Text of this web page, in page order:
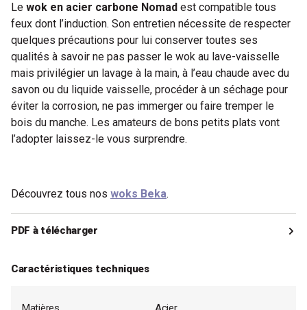
Le wok en acier carbone Nomad est compatible tous
feux dont l’induction. Son entretien nécessite de respecter
quelques précautions pour lui conserver toutes ses
qualités à savoir ne pas passer le wok au lave-vaisselle
mais privilégier un lavage à la main, à l’eau chaude avec du
savon ou du liquide vaisselle, procéder à un séchage pour
éviter la corrosion, ne pas immerger ou faire tremper le
bois du manche. Les amateurs de bons petits plats vont
l’adopter laissez-le vous surprendre.
Découvrez tous nos woks Beka.
PDF à télécharger
A télécharger
Caractéristiques techniques